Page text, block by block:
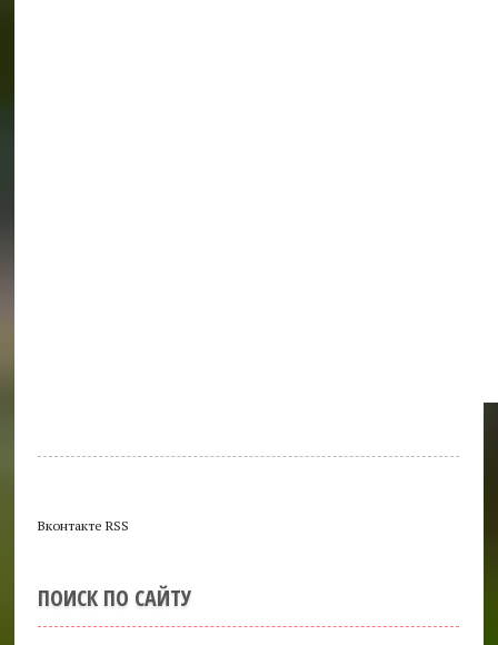
Вконтакте RSS
ПОИСК ПО САЙТУ